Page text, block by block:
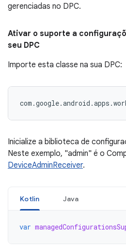
gerenciadas no DPC.
Ativar o suporte a
seu DPC
Importe esta classe na sua DPC:
Inicialize a biblioteca de
Neste exemplo, "admin" é o
DeviceAdminReceiver.
Kotlin Java
var